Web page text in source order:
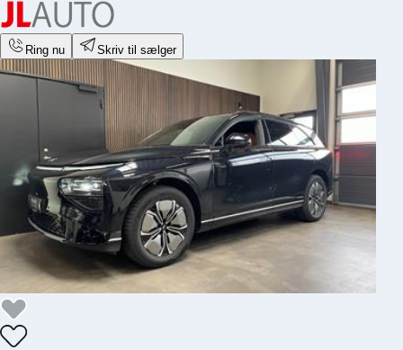
Ring nu Skriv til sælger